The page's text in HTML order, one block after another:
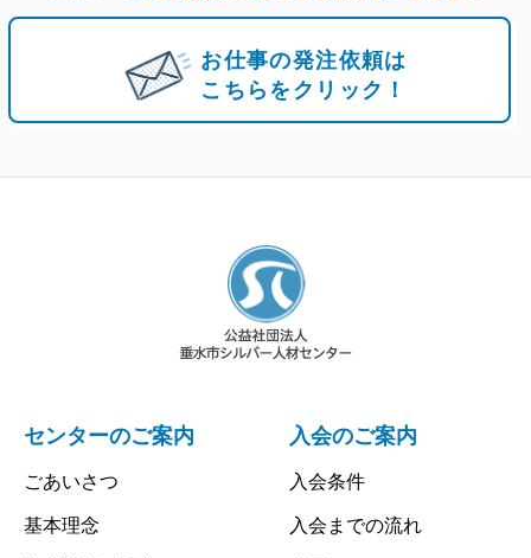
お仕事の発注依頼は
こちらをクリック！
センターのご案内
ごあいさつ
基本理念
入会のご案内
入会条件
入会までの流れ